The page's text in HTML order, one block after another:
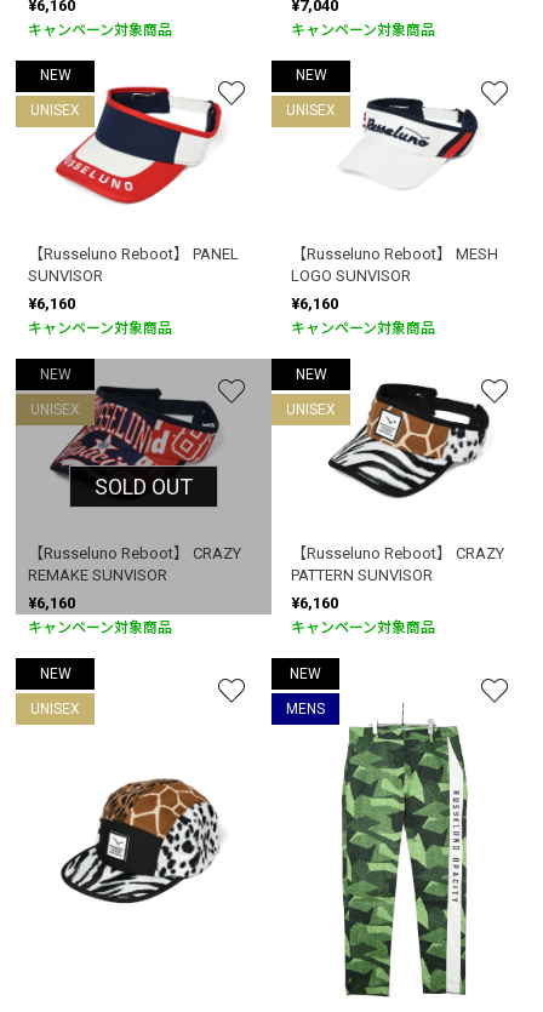
¥6,160
キャンペーン対象商品
¥7,040
キャンペーン対象商品
NEW
UNISEX
【Russeluno Reboot】 PANEL
SUNVISOR
¥6,160
キャンペーン対象商品
NEW
UNISEX
【Russeluno Reboot】 MESH
LOGO SUNVISOR
¥6,160
キャンペーン対象商品
NEW
UNISEX
【Russeluno Reboot】 CRAZY
REMAKE SUNVISOR
¥6,160
キャンペーン対象商品
SOLD OUT
NEW
UNISEX
【Russeluno Reboot】 CRAZY
PATTERN SUNVISOR
¥6,160
キャンペーン対象商品
NEW
UNISEX
NEW
MENS